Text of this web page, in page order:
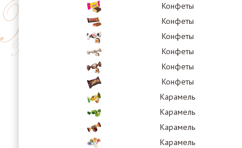
Конфеты
Конфеты
Конфеты
Конфеты
Конфеты
Конфеты
Карамель
Карамель
Карамель
Карамель